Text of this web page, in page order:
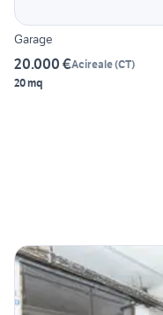
Garage
20.000 €Acireale(CT)
20 mq